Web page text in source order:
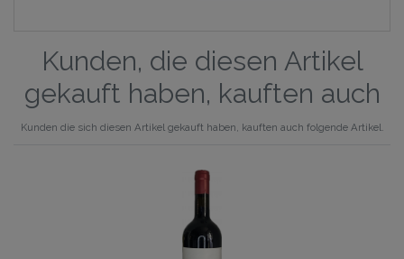
Kunden, die diesen Artikel
gekauft haben, kauften auch
Kunden die sich diesen Artikel gekauft haben, kauften auch folgende Artikel.